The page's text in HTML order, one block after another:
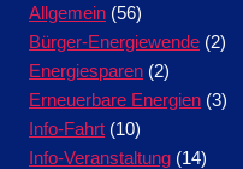
Allgemein (56)
Bürger-Energiewende (2)
Energiesparen (2)
Erneuerbare Energien (3)
Info-Fahrt (10)
Info-Veranstaltung (14)